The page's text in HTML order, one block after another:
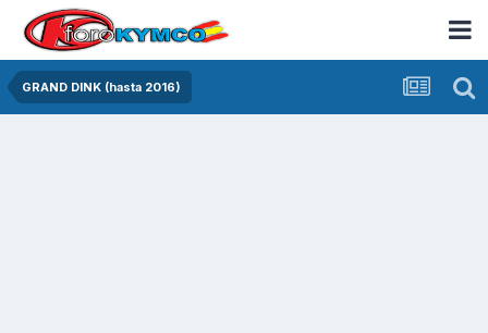
GRAND DINK (hasta 2016)